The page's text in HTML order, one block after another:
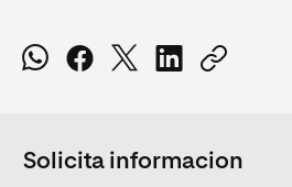
Solicita informacion